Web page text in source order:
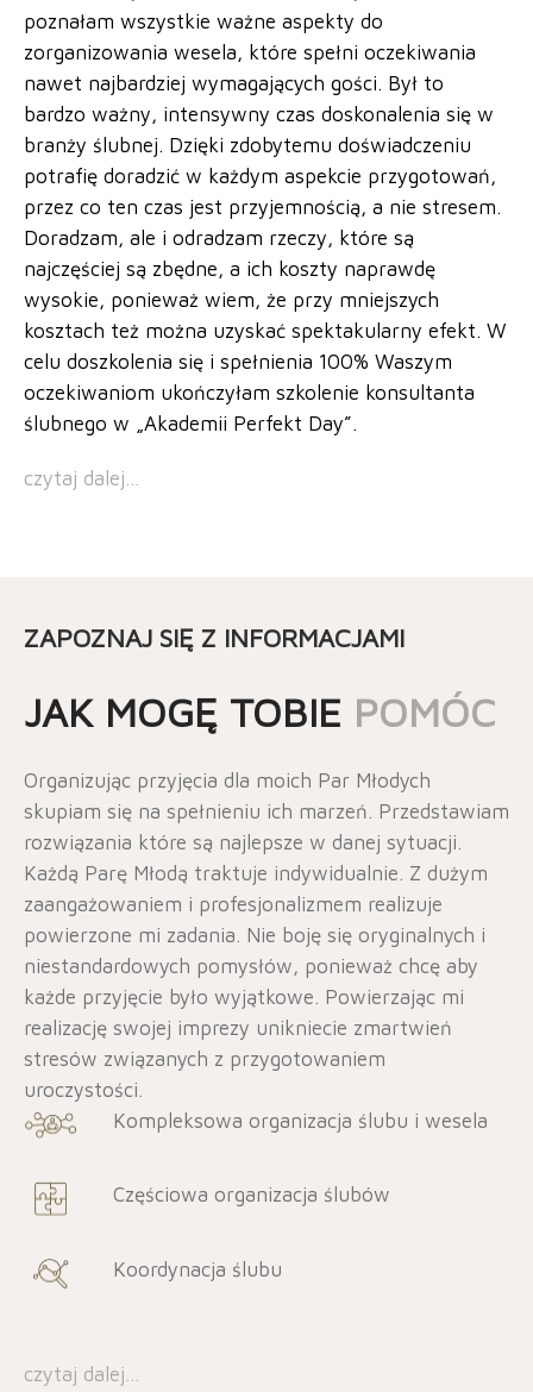
poznałam wszystkie ważne aspekty do
zorganizowania wesela, które spełni oczekiwania
nawet najbardziej wymagających gości. Był to
bardzo ważny, intensywny czas doskonalenia się w
branży ślubnej. Dzięki zdobytemu doświadczeniu
potrafię doradzić w każdym aspekcie przygotowań,
przez co ten czas jest przyjemnością, a nie stresem.
Doradzam, ale i odradzam rzeczy, które są
najczęściej są zbędne, a ich koszty naprawdę
wysokie, ponieważ wiem, że przy mniejszych
kosztach też można uzyskać spektakularny efekt. W
celu doszkolenia się i spełnienia 100% Waszym
oczekiwaniom ukończyłam szkolenie konsultanta
ślubnego w „Akademii Perfekt Day”.
czytaj dalej…
ZAPOZNAJ SIĘ Z INFORMACJAMI
JAK MOGĘ TOBIE POMÓC
Organizując przyjęcia dla moich Par Młodych
skupiam się na spełnieniu ich marzeń. Przedstawiam
rozwiązania które są najlepsze w danej sytuacji.
Każdą Parę Młodą traktuje indywidualnie. Z dużym
zaangażowaniem i profesjonalizmem realizuje
powierzone mi zadania. Nie boję się oryginalnych i
niestandardowych pomysłów, ponieważ chcę aby
każde przyjęcie było wyjątkowe. Powierzając mi
realizację swojej imprezy unikniecie zmartwień
stresów związanych z przygotowaniem
uroczystości.
Kompleksowa organizacja ślubu i wesela
Częściowa organizacja ślubów
Koordynacja ślubu
czytaj dalej…